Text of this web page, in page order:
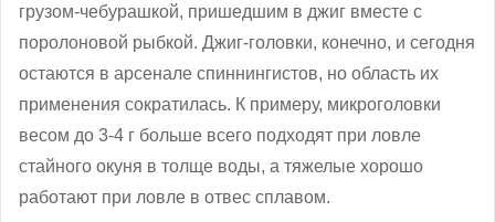
грузом-чебурашкой, пришедшим в джиг вместе с
поролоновой рыбкой. Джиг-головки, конечно, и сегодня
остаются в арсенале спиннингистов, но область их
применения сократилась. К примеру, микроголовки
весом до 3-4 г больше всего подходят при ловле
стайного окуня в толще воды, а тяжелые хорошо
работают при ловле в отвес сплавом.